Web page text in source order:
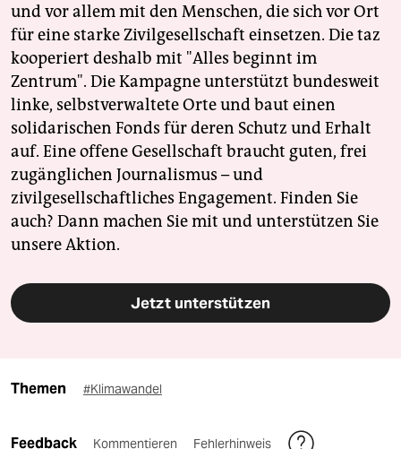
und vor allem mit den Menschen, die sich vor Ort
für eine starke Zivilgesellschaft einsetzen. Die taz
kooperiert deshalb mit "Alles beginnt im
Zentrum". Die Kampagne unterstützt bundesweit
linke, selbstverwaltete Orte und baut einen
solidarischen Fonds für deren Schutz und Erhalt
auf. Eine offene Gesellschaft braucht guten, frei
zugänglichen Journalismus – und
zivilgesellschaftliches Engagement. Finden Sie
auch? Dann machen Sie mit und unterstützen Sie
unsere Aktion.
Jetzt unterstützen
Themen #Klimawandel
Feedback Kommentieren Fehlerhinweis